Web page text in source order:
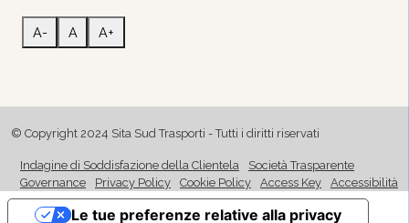
A- A A+
© Copyright 2024 Sita Sud Trasporti - Tutti i diritti riservati
Indagine di Soddisfazione della Clientela
Società Trasparente
Governance
Privacy Policy Cookie Policy Access Key Accessibilità
Le tue preferenze relative alla privacy